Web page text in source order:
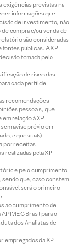
exigências previstas na
informações que
de investimento, não
compra e/ou venda de
são consideradas
fontes públicas. A XP
tomada pelo
de risco dos
cada perfil de
recomendações
pessoais, que
relação à XP
aviso prévio em
e que sua(s)
por receitas
realizadas pela XP
e pelo cumprimento
sendo que, caso constem
será o primeiro
ao cumprimento de
Brasil para o
dos Analistas de
empregados da XP